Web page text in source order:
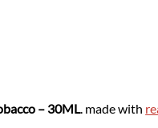
– 30ML . made with